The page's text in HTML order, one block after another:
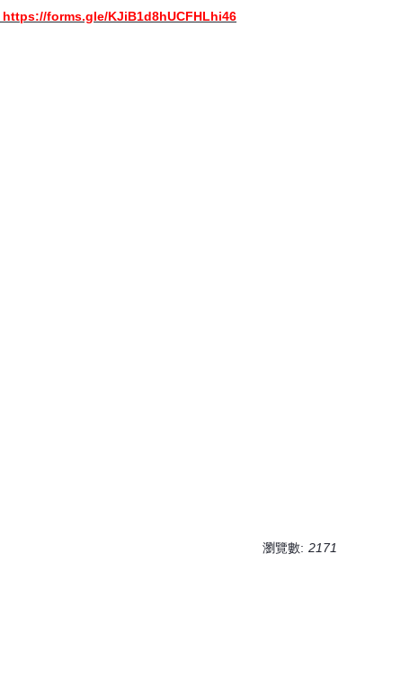
https://forms.gle/KJiB1d8hUCFHLhi46
瀏覽數: 2171